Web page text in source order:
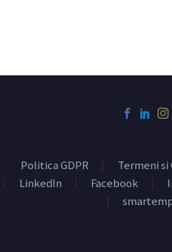
Politica GDPR Termeni si
LinkedIn
Facebook